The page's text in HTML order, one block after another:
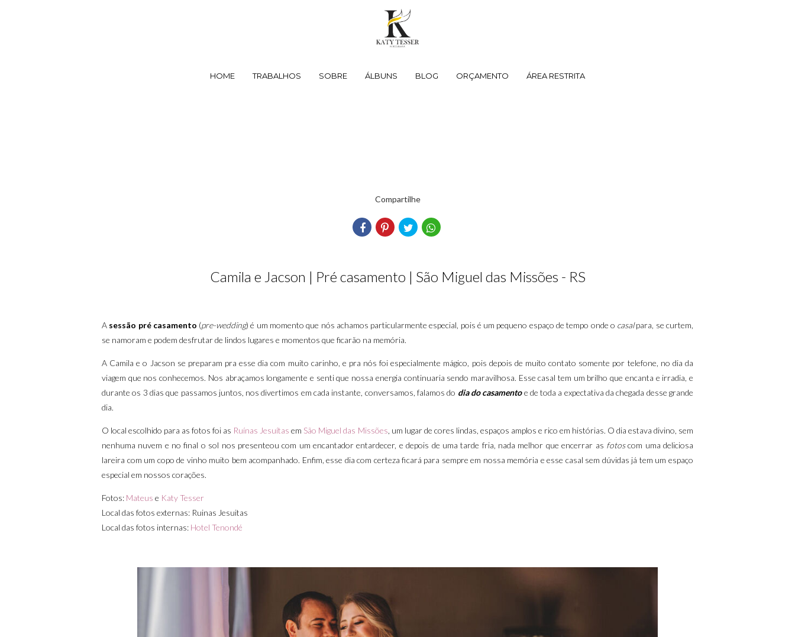
HOME TRABALHOS SOBRE ÁLBUNS BLOG ORÇAMENTO ÁREA RESTRITA
Compartilhe
Camila e Jacson | Pré casamento | São Miguel das Missões - RS
A sessão pré casamento (pre-wedding) é um momento que nós achamos particularmente especial, pois é um pequeno espaço de tempo onde o casalpara, se curtem,
se namoram e podem desfrutar de lindos lugares e momentos que ficarão na memória.
A Camila e o Jacson se preparam pra esse dia com muito carinho, e pra nós foi especialmente mágico, pois depois de muito contato somente por telefone, no dia da
viagem que nos conhecemos. Nos abraçamos longamente e senti que nossa energia continuaria sendo maravilhosa. Esse casal tem um brilho que encanta e irradia, e
durante os 3 dias que passamos juntos, nos divertimos em cada instante, conversamos, falamos do dia do casamentoe de toda a expectativa da chegada desse grande
dia.
O local escolhido para as fotos foi as Ruínas Jesuítas em São Miguel das Missões, um lugar de cores lindas, espaços amplos e rico em histórias. O dia estava divino, sem
nenhuma nuvem e no final o sol nos presenteou com um encantador entardecer, e depois de uma tarde fria, nada melhor que encerrar as fotoscom uma deliciosa
lareira com um copo de vinho muito bem acompanhado. Enfim, esse dia com certeza ficará para sempre em nossa memória e esse casal sem dúvidas já tem um espaço
especial em nossos corações.
Fotos: Mateus e Katy Tesser
Local das fotos externas: Ruinas Jesuitas
Local das fotos internas: Hotel Tenondé